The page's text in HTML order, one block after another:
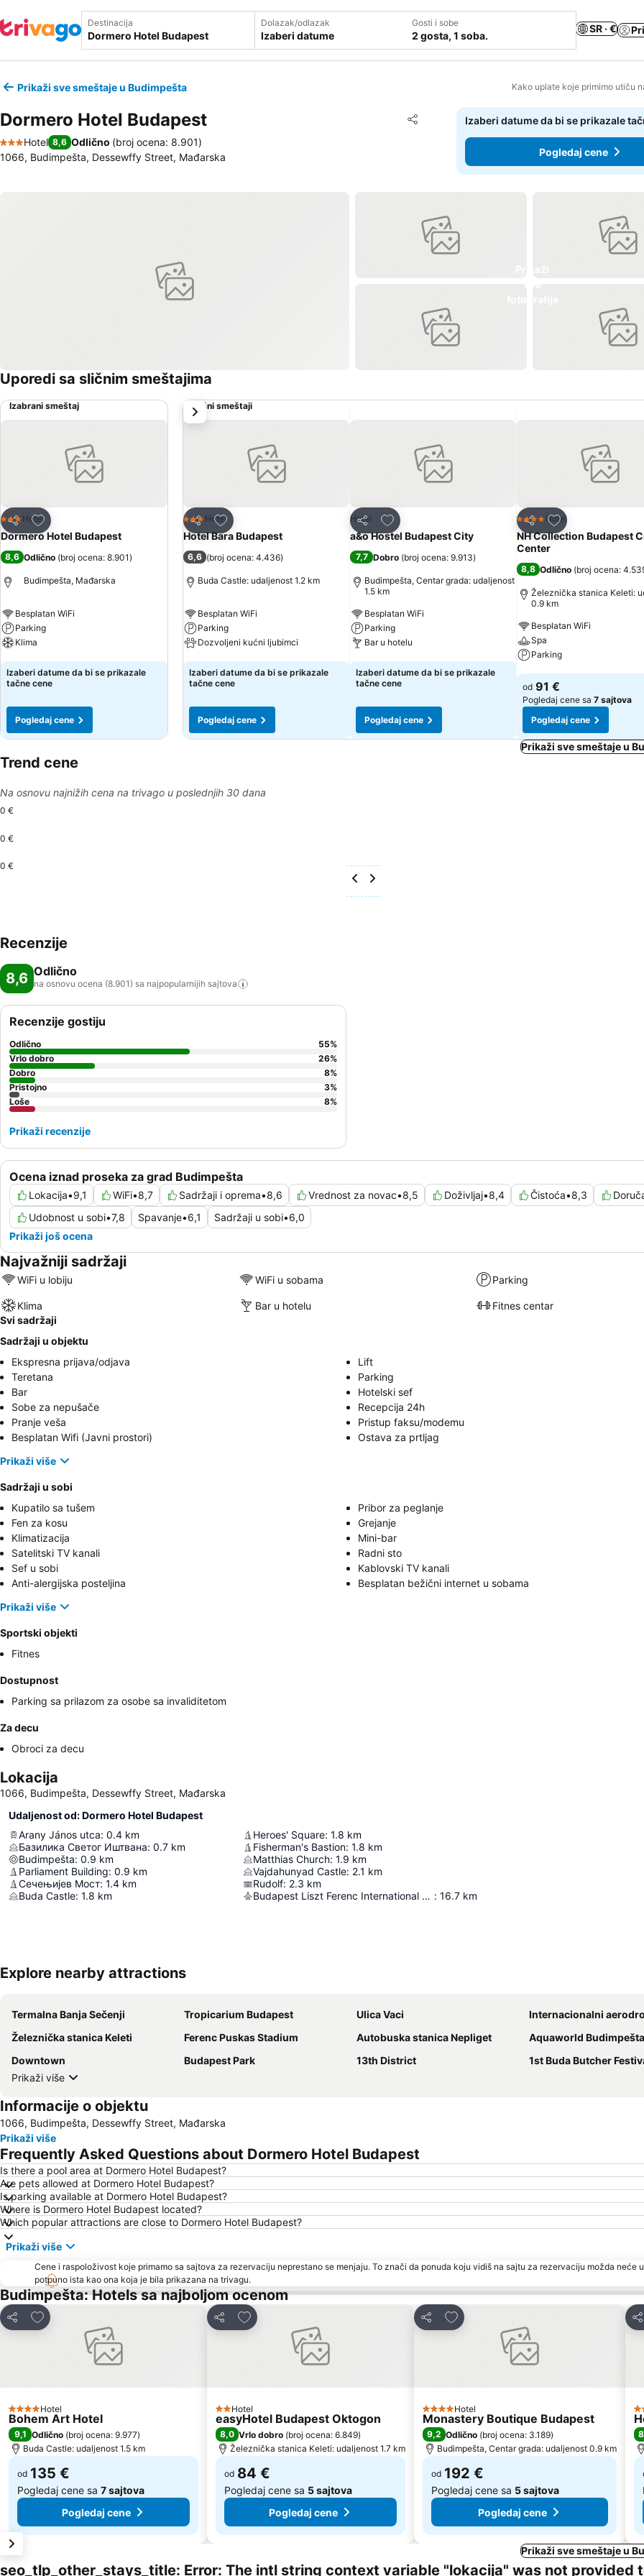
Destinacija Dolazak/odlazak
Izaberi datume
Gosti i sobe
2 gosta, 1 soba.
SR · €
Prikaži sve smeštaje u Budimpešta Kako uplate koje primimo utiču
Dormero Hotel Budapest Deli
Dodati u favorite
3 Zvezdice
Hotel 8,6 Odlično (broj ocena: 8.901)
1066, Budimpešta, Dessewffy Street, Mađarska
Izaberi datume da bi se prikazale
Pogledaj cene
Uporedi sa sličnim smeštajima
Izabrani smeštaj
Deli
Dodati u favorite
3 Zvezdice
Hotel
Dormero Hotel Budapest
8,6 Odlično (broj ocena: 8.901)
Budimpešta, Mađarska
Besplatan WiFi
Parking
Klima
Pogledaj cene
Izaberi datume da bi se prikazale
tačne cene
Pogledaj cene
Slični smeštaji
Deli
Dodati u favorite
3 Zvezdice
Hotel
Hotel Bara Budapest
6,6 (broj ocena: 4.436)
Buda Castle: udaljenost 1.2 km
Besplatan WiFi
Parking
Dozvoljeni kućni ljubimci
Pogledaj cene
Izaberi datume da bi se prikazale
tačne cene
Pogledaj cene
Deli
Dodati u favorite
Hotel
a&o Hostel Budapest City
7,7 Dobro (broj ocena: 9.913)
Budimpešta, Centar grada: udaljenost
1.5 km
Besplatan WiFi
Parking
Bar u hotelu
Pogledaj cene
Izaberi datume da bi se prikazale
tačne cene
Pogledaj cene
Deli
Dodati u favorite
4 Zvezdice
Hotel
NH Collection Budapest
Center
8,8 Odlično (broj ocena:
Železnička stanica Keleti:
0.9 km
Besplatan WiFi
Spa
Parking
Pogledaj cene
od 91 €
Pogledaj cene sa 7 sajtova
Pogledaj cene
sledeće
Prikaži sve smeštaje u
Trend cene
Na osnovu najnižih cena na trivago u poslednjih 30 dana
0 €
0 €
0 €
Recenzije
8,6 Odlično
na osnovu ocena (8.901) sa najpopularnijih sajtova
Ocena iznad proseka za grad Budimpešta
Lokacija•9,1 WiFi•8,7 Sadržaji i oprema•8,6 Vrednost za novac•8,5 Doživljaj•8,4 Čistoća•8,3
Udobnost u sobi•7,8 Spavanje•6,1 Sadržaji u sobi•6,0
Prikaži još ocena
Recenzije gostiju
Odlično 55%
Vrlo dobro
26%
Dobro
8%
Pristojno
3%
Loše
8%
Prikaži recenzije
Najvažniji sadržaji
WiFi u lobiju WiFi u sobama Parking
Klima Bar u hotelu
Fitnes centar
Svi sadržaji
Sadržaji u objektu
Ekspresna prijava/odjava
Lift
Teretana
Parking
Bar
Hotelski sef
Sobe za nepušače
Recepcija 24h
Pranje veša
Pristup faksu/modemu
Besplatan Wifi (Javni prostori)
Ostava za prtljag
Prikaži više
Sadržaji u sobi
Kupatilo sa tušem
Pribor za peglanje
Fen za kosu
Grejanje
Klimatizacija
Mini-bar
Satelitski TV kanali
Radni sto
Sef u sobi
Kablovski TV kanali
Anti-alergijska posteljina
Besplatan bežični internet u sobama
Prikaži više
Sportski objekti
Fitnes
Dostupnost
Parking sa prilazom za osobe sa invaliditetom
Za decu
Obroci za decu
Lokacija
1066, Budimpešta, Dessewffy Street, Mađarska
Udaljenost od: Dormero Hotel Budapest
Arany János utca: 0.4 km
Базилика Светог Иштвана: 0.7 km
Budimpešta: 0.9 km
Parliament Building: 0.9 km
Сечењијев Мост: 1.4 km
Buda Castle: 1.8 km
Heroes' Square: 1.8 km
Fisherman's Bastion: 1.8 km
Matthias Church: 1.9 km
Vajdahunyad Castle: 2.1 km
Rudolf: 2.3 km
Budapest Liszt Ferenc International Airport : 16.7 km
Explore nearby attractions
Termalna Banja Sečenji Tropicarium Budapest Ulica Vaci
Internacionalni aerodrom
Železnička stanica Keleti
Ferenc Puskas Stadium Autobuska stanica Nepliget
Aquaworld Budimpešta
Downtown
Budapest Park 13th District
1st Buda Butcher
Prikaži više
Informacije o objektu
1066, Budimpešta, Dessewffy Street, Mađarska
Prikaži više
Frequently Asked Questions about Dormero Hotel Budapest
Is there a pool area at Dormero Hotel Budapest?
Are pets allowed at Dormero Hotel Budapest?
Is parking available at Dormero Hotel Budapest?
Where is Dormero Hotel Budapest located?
Which popular attractions are close to Dormero Hotel Budapest?
Prikaži više
Cene i raspoloživost koje primamo sa sajtova za rezervaciju neprestano se menjaju. To znači da ponuda koju vidiš na sajtu za rezervaciju možda neće
potpuno ista kao ona koja je bila prikazana na trivagu.
Budimpešta: Hotels sa najboljom ocenom
Deli
Dodati u favorite
4 Zvezdice
Hotel
Bohem Art Hotel
9,1 Odlično (broj ocena: 9.977)
Buda Castle: udaljenost 1.5 km
od 135 €
Pogledaj cene sa 7 sajtova
Pogledaj cene
Deli
Dodati u favorite
2 Zvezdice
Hotel
easyHotel Budapest Oktogon
8,0 Vrlo dobro (broj ocena: 6.849)
Železnička stanica Keleti: udaljenost 1.7 km
od 84 €
Pogledaj cene sa 5 sajtova
Pogledaj cene
Deli
Dodati u favorite
4 Zvezdice
Hotel
Monastery Boutique Budapest
9,2 Odlično (broj ocena: 3.189)
Budimpešta, Centar grada: udaljenost 0.9 km
od 192 €
Pogledaj cene sa 5 sajtova
Pogledaj cene
Deli
4
Prikaži sve smeštaje u
seo_tlp_other_stays_title: Error: The intl string context variable "lokacija" was not provided